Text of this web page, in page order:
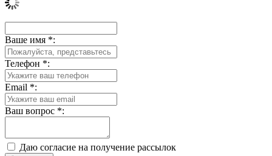
Ваше имя *:
Телефон *:
Email *:
Ваш вопрос *:
Даю согласие на получение рассылок